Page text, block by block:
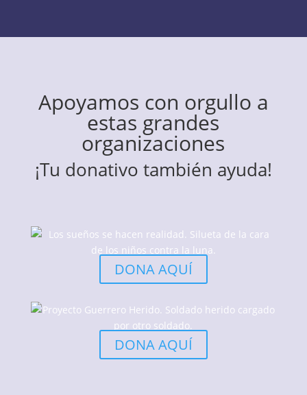
Apoyamos con orgullo a
estas grandes
organizaciones
¡Tu donativo también ayuda!
DONA AQUÍ
DONA AQUÍ